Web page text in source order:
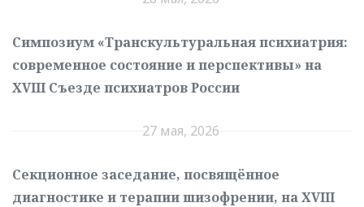
Симпозиум «Транскультуральная психиатрия:
современное состояние и перспективы» на
XVIII Съезде психиатров России
27 мая, 2026
Секционное заседание, посвящённое
диагностике и терапии шизофрении, на XVIII